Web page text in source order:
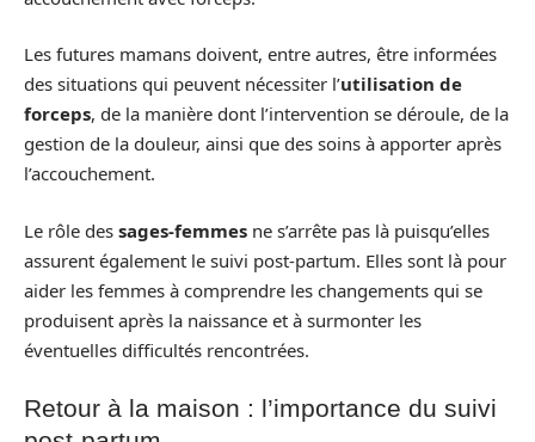
Les futures mamans doivent, entre autres, être informées
des situations qui peuvent nécessiter l’utilisation de
forceps, de la manière dont l’intervention se déroule, de la
gestion de la douleur, ainsi que des soins à apporter après
l’accouchement.
Le rôle des sages-femmes ne s’arrête pas là puisqu’elles
assurent également le suivi post-partum. Elles sont là pour
aider les femmes à comprendre les changements qui se
produisent après la naissance et à surmonter les
éventuelles difficultés rencontrées.
Retour à la maison : l’importance du suivi